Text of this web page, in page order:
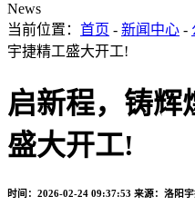
News
当前位置： 首页 - 新闻中心 -
宇捷精工盛大开工!
启新程，铸辉
盛大开工!
时间：2026-02-24 09:37:53 来源：洛阳